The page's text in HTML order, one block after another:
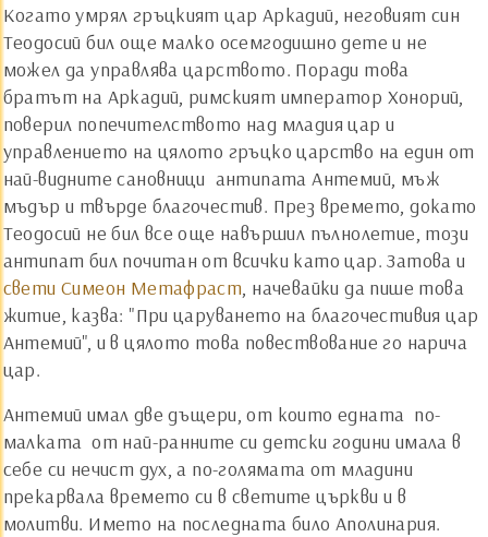
Когато умрял гръцкият цар Аркадий, неговият син
Теодосий бил още малко осемгодишно дете и не
можел да управлява царството. Поради това
братът на Аркадий, римският император Хонорий,
поверил попечителството над младия цар и
управлението на цялото гръцко царство на един от
най-видните сановници ­ антипата Антемий, мъж
мъдър и твърде благочестив. През времето, докато
Теодосий не бил все още навършил пълнолетие, този
антипат бил почитан от всички като цар. Затова и
свети Симеон Метафраст, начевайки да пише това
житие, казва: "При царуването на благочестивия цар
Антемий", и в цялото това повествование го нарича
цар.
Антемий имал две дъщери, от които едната ­ по-
малката ­ от най-ранните си детски години имала в
себе си нечист дух, а по-голямата от младини
прекарвала времето си в светите църкви и в
молитви. Името на последната било Аполинария.